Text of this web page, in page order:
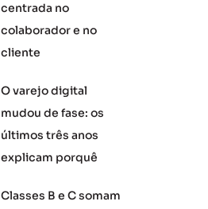
centrada no
colaborador e no
cliente
O varejo digital
mudou de fase: os
últimos três anos
explicam porquê
Classes B e C somam